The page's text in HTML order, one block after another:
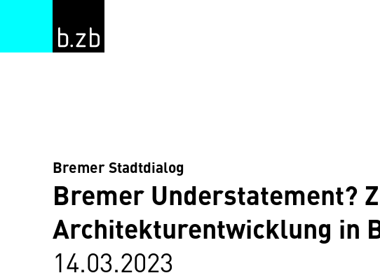
Bremer Stadtdialog
Bremer Understatement?
Architekturentwicklung in
14.03.2023